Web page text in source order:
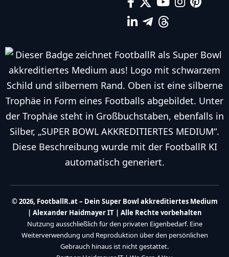
© 2026, FootballR.at – Dein Super Bowl akkreditiertes Medium
| Alexander Haidmayer IT | Alle Rechte vorbehalten
Nutzung ausschließlich für den privaten Eigenbedarf. Eine
Weiterverwendung und Reproduktion über den persönlichen
Gebrauch hinaus ist nicht gestattet.